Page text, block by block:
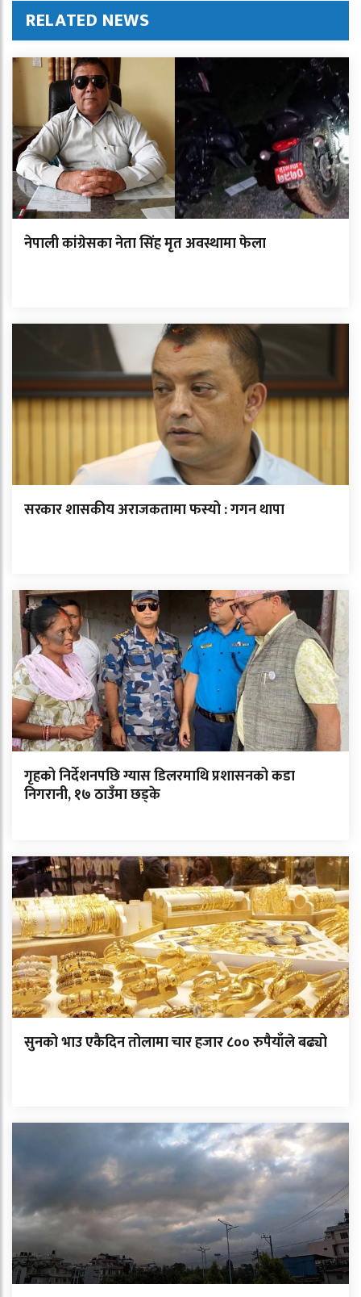
RELATED NEWS
नेपाली कांग्रेसका नेता सिंह मृत अवस्थामा फेला
सरकार शासकीय अराजकतामा फस्यो : गगन थापा
गृहको निर्देशनपछि ग्यास डिलरमाथि प्रशासनको कडा
निगरानी, १७ ठाउँमा छड्के
सुनको भाउ एकैदिन तोलामा चार हजार ८०० रुपैयाँले बढ्यो